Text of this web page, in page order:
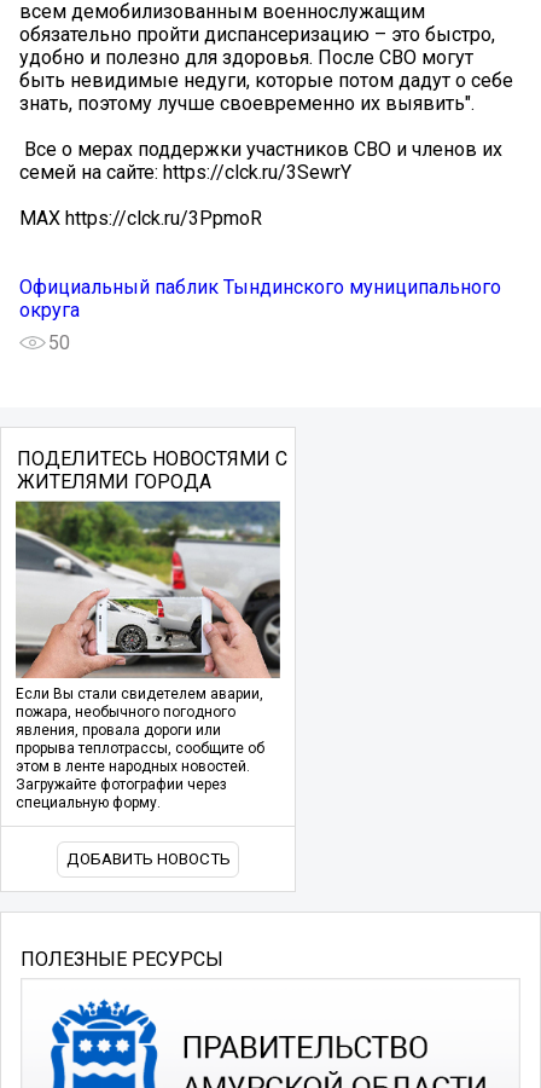
всем демобилизованным военнослужащим
обязательно пройти диспансеризацию – это быстро,
удобно и полезно для здоровья. После СВО могут
быть невидимые недуги, которые потом дадут о себе
знать, поэтому лучше своевременно их выявить".
️ Все о мерах поддержки участников СВО и членов их
семей на сайте: https://clck.ru/3SewrY
МАХ https://clck.ru/3PpmoR
Официальный паблик Тындинского муниципального
округа
50
ПОДЕЛИТЕСЬ НОВОСТЯМИ С
ЖИТЕЛЯМИ ГОРОДА
Если Вы стали свидетелем аварии,
пожара, необычного погодного
явления, провала дороги или
прорыва теплотрассы, сообщите об
этом в ленте народных новостей.
Загружайте фотографии через
специальную форму.
ДОБАВИТЬ НОВОСТЬ
ПОЛЕЗНЫЕ РЕСУРСЫ